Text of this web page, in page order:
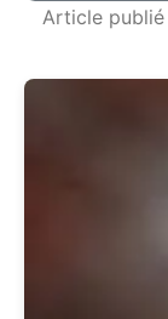
Article